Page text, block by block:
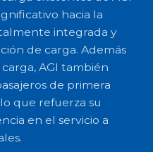
hacia la
integrada y
de carga. Además
AGI también
de primera
que refuerza su
en el servicio a